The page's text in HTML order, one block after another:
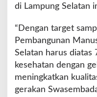
di Lampung Selatan
“Dengan target
Pembangunan
Selatan harus diatas
kesehatan dengan
meningkatkan
gerakan